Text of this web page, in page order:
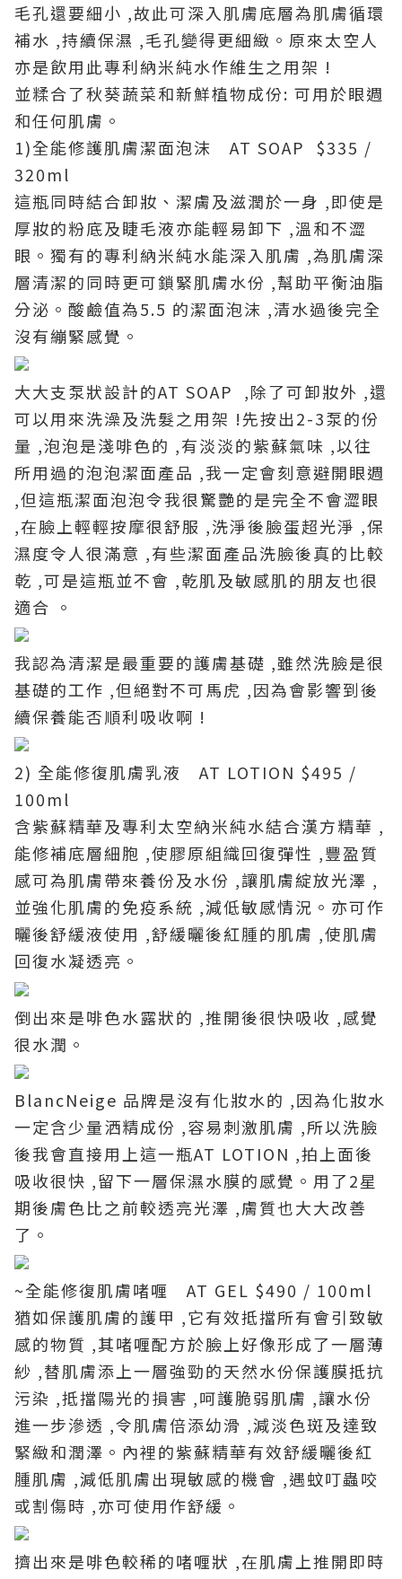
毛孔還要細小 ,故此可深入肌膚底層為肌膚循環
補水 ,持續保濕 ,毛孔變得更細緻。原來太空人
亦是飲用此專利納米純水作維生之用架 !
並糅合了秋葵蔬菜和新鮮植物成份: 可用於眼週
和任何肌膚。
1)全能修護肌膚潔面泡沫 AT SOAP $335 /
320ml
這瓶同時結合卸妝、潔膚及滋潤於一身 ,即使是
厚妝的粉底及睫毛液亦能輕易卸下 ,溫和不澀
眼。獨有的專利納米純水能深入肌膚 ,為肌膚深
層清潔的同時更可鎖緊肌膚水份 ,幫助平衡油脂
分泌。酸鹼值為5.5 的潔面泡沫 ,清水過後完全
沒有繃緊感覺。
大大支泵狀設計的AT SOAP ,除了可卸妝外 ,還
可以用來洗澡及洗髮之用架 !先按出2-3泵的份
量 ,泡泡是淺啡色的 ,有淡淡的紫蘇氣味 ,以往
所用過的泡泡潔面產品 ,我一定會刻意避開眼週
,但這瓶潔面泡泡令我很驚艷的是完全不會澀眼
,在臉上輕輕按摩很舒服 ,洗淨後臉蛋超光淨 ,保
濕度令人很滿意 ,有些潔面產品洗臉後真的比較
乾 ,可是這瓶並不會 ,乾肌及敏感肌的朋友也很
適合 。
我認為清潔是最重要的護膚基礎 ,雖然洗臉是很
基礎的工作 ,但絕對不可馬虎 ,因為會影響到後
續保養能否順利吸收啊 !
2) 全能修復肌膚乳液 AT LOTION $495 /
100ml
含紫蘇精華及專利太空納米純水結合漢方精華 ,
能修補底層細胞 ,使膠原組織回復彈性 ,豐盈質
感可為肌膚帶來養份及水份 ,讓肌膚綻放光澤 ,
並強化肌膚的免疫系統 ,減低敏感情況。亦可作
曬後舒緩液使用 ,舒緩曬後紅腫的肌膚 ,使肌膚
回復水凝透亮。
倒出來是啡色水露狀的 ,推開後很快吸收 ,感覺
很水潤。
BlancNeige 品牌是沒有化妝水的 ,因為化妝水
一定含少量洒精成份 ,容易刺激肌膚 ,所以洗臉
後我會直接用上這一瓶AT LOTION ,拍上面後
吸收很快 ,留下一層保濕水膜的感覺。用了2星
期後膚色比之前較透亮光澤 ,膚質也大大改善
了。
~全能修復肌膚啫喱 AT GEL $490 / 100ml
猶如保護肌膚的護甲 ,它有效抵擋所有會引致敏
感的物質 ,其啫喱配方於臉上好像形成了一層薄
紗 ,替肌膚添上一層強勁的天然水份保護膜抵抗
污染 ,抵擋陽光的損害 ,呵護脆弱肌膚 ,讓水份
進一步滲透 ,令肌膚倍添幼滑 ,減淡色斑及達致
緊緻和潤澤。內裡的紫蘇精華有效舒緩曬後紅
腫肌膚 ,減低肌膚出現敏感的機會 ,遇蚊叮蟲咬
或割傷時 ,亦可使用作舒緩。
擠出來是啡色較稀的啫喱狀 ,在肌膚上推開即時